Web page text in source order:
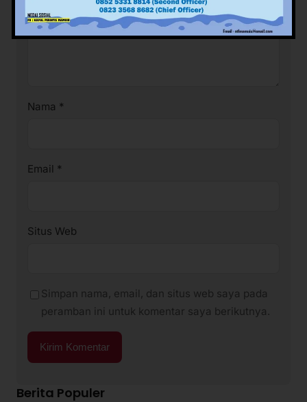
Nama *
Email *
Situs Web
Simpan nama, email, dan situs web saya pada
peramban ini untuk komentar saya berikutnya.
Berita Populer